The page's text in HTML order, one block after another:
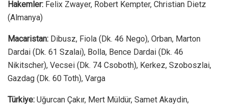
Hakemler: Felix Zwayer, Robert Kempter, Christian Dietz
(Almanya)
Macaristan: Dibusz, Fiola (Dk. 46 Nego), Orban, Marton
Dardai (Dk. 61 Szalai), Bolla, Bence Dardai (Dk. 46
Nikitscher), Vecsei (Dk. 74 Csoboth), Kerkez, Szoboszlai,
Gazdag (Dk. 60 Toth), Varga
Türkiye: Uğurcan Çakır, Mert Müldür, Samet Akaydin,